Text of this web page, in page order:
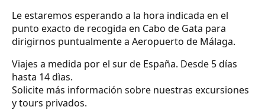
Le estaremos esperando a la hora indicada en el
punto exacto de recogida en Cabo de Gata para
dirigirnos puntualmente a Aeropuerto de Málaga.
Viajes a medida por el sur de España. Desde 5 días
hasta 14 dìas.
Solicite más información sobre nuestras excursiones
y tours privados.